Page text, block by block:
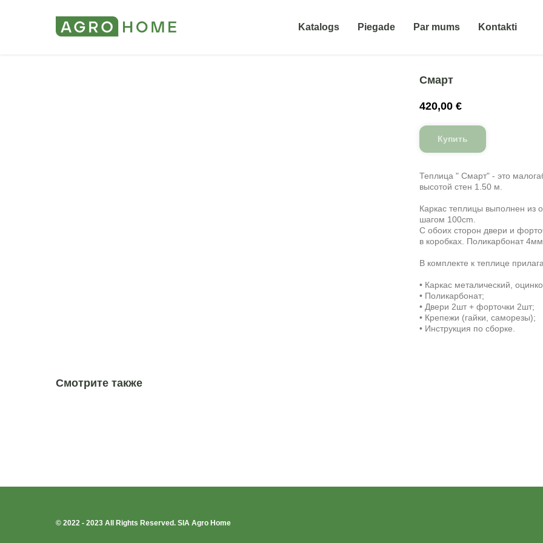
Katalogs Piegade Par mums Kontakti
Смарт
420,00 €
Купить
Теплица " Смарт" - это
высотой стен 1.50 м.
Каркас теплицы выполнен из
шагом 100cm.
С обоих сторон двери и
в коробках. Поликарбонат
В комплекте к теплице
• Каркас металический,
• Поликарбонат;
• Двери 2шт + форточки 2шт;
• Крепежи (гайки, саморезы);
• Инструкция по сборке.
Смотрите также
© 2022 - 2023 All Rights Reserved. SIA Agro Home